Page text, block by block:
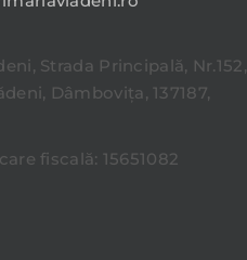
Strada Principală, Nr.152,
Dâmbovița, 137187,
fiscală: 15651082